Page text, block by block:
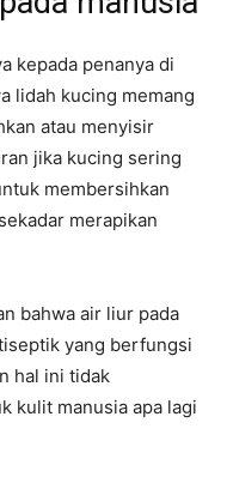
kepada penanya di
lidah kucing memang
atau menyisir
jika kucing sering
membersihkan
merapikan
bahwa air liur pada
yang berfungsi
hal ini tidak
kulit manusia apa lagi